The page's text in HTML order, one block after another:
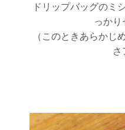
ドリップバッグのミ
っかり
（このときあらかじ
さ